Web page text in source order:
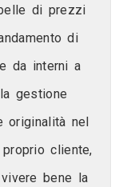
di prezzi
di
da interni a
gestione
originalità nel
cliente,
bene la